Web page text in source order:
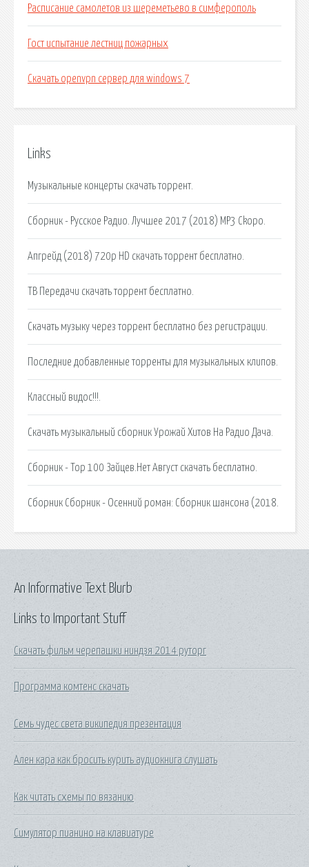
Расписание самолетов из шереметьево в симферополь
Гост испытание лестниц пожарных
Скачать openvpn сервер для windows 7
Links
Музыкальные концерты скачать торрент.
Сборник - Русское Радио. Лучшее 2017 (2018) MP3 Ckopo.
Апгрейд (2018) 720p HD скачать торрент бесплатно.
ТВ Передачи скачать торрент бесплатно.
Скачать музыку через торрент бесплатно без регистрации.
Последние добавленные торренты для музыкальных клипов.
Классный видос!!!.
Скачать музыкальный сборник Урожай Хитов На Радио Дача.
Сборник - Top 100 Зайцев.Нет Август скачать бесплатно.
Сборник Сборник - Осенний роман: Сборник шансона (2018.
Links to Important Stuff
Скачать фильм черепашки ниндзя 2014 руторг
Программа комтенс скачать
Семь чудес света википедия презентация
Ален кара как бросить курить аудиокнига слушать
Как читать схемы по вязанию
Симулятор пианино на клавиатуре
An Informative Text Blurb